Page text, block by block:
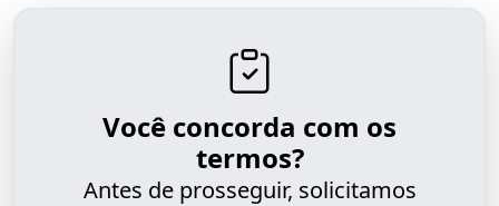
Você concorda com os
termos?
Antes de prosseguir, solicitamos